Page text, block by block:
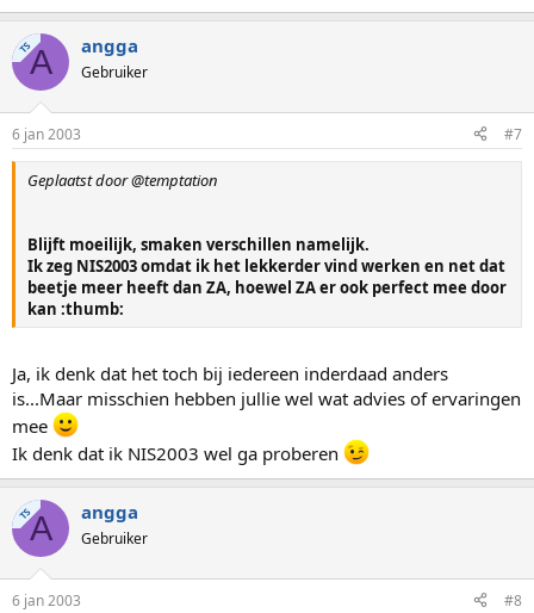
TSA angga
Gebruiker
6 jan 2003 #7
Geplaatst door @temptation
Blijft moeilijk, smaken verschillen namelijk.
Ik zeg NIS2003 omdat ik het lekkerder vind werken en net dat
beetje meer heeft dan ZA, hoewel ZA er ook perfect mee door
kan :thumb:
Ja, ik denk dat het toch bij iedereen inderdaad anders
is...Maar misschien hebben jullie wel wat advies of ervaringen
mee
Ik denk dat ik NIS2003 wel ga proberen
TSA angga
Gebruiker
6 jan 2003 #8